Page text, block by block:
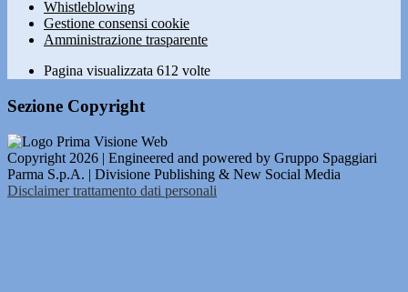
Whistleblowing
Gestione consensi cookie
Amministrazione trasparente
Pagina visualizzata 612 volte
Sezione Copyright
Copyright 2026 | Engineered and powered by Gruppo Spaggiari
Parma S.p.A. | Divisione Publishing & New Social Media
Disclaimer trattamento dati personali